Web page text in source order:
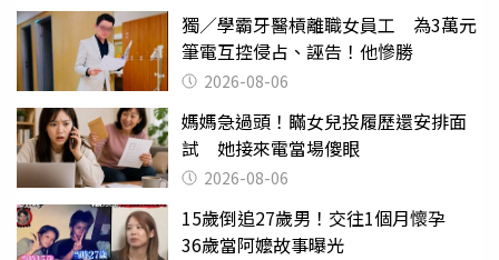
獨／學霸牙醫槓離職女員工 為3萬元
筆電互控侵占、誣告！他慘勝
2026-08-06
媽媽急過頭！瞞女兒投履歷還安排面
試 她接來電當場傻眼
2026-08-06
15歲倒追27歲男！交往1個月懷孕
36歲當阿嬤故事曝光